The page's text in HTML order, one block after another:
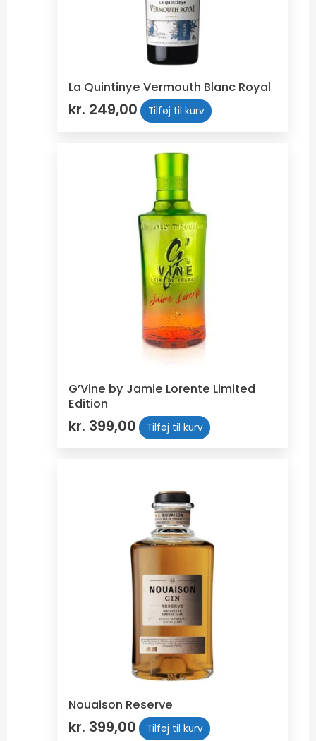
La Quintinye Vermouth Blanc Royal
kr. 249,00 Tilføj til kurv
G’Vine by Jamie Lorente Limited
Edition
kr. 399,00 Tilføj til kurv
Nouaison Reserve
kr. 399,00 Tilføj til kurv